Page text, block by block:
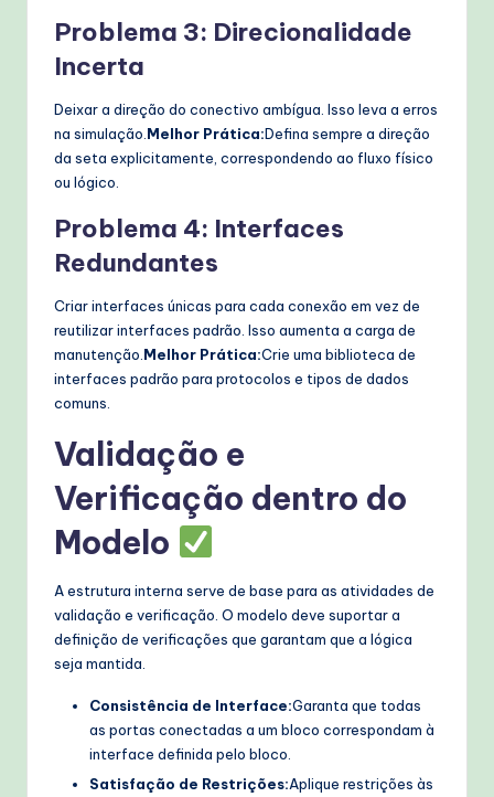
Problema 3: Direcionalidade
Incerta
Deixar a direção do conectivo ambígua. Isso leva a erros
na simulação. Melhor Prática:Defina sempre a direção
da seta explicitamente, correspondendo ao fluxo físico
ou lógico.
Problema 4: Interfaces
Redundantes
Criar interfaces únicas para cada conexão em vez de
reutilizar interfaces padrão. Isso aumenta a carga de
manutenção. Melhor Prática:Crie uma biblioteca de
interfaces padrão para protocolos e tipos de dados
comuns.
Validação e
Verificação dentro do
Modelo
A estrutura interna serve de base para as atividades de
validação e verificação. O modelo deve suportar a
definição de verificações que garantam que a lógica
seja mantida.
Consistência de Interface:Garanta que todas
as portas conectadas a um bloco correspondam à
interface definida pelo bloco.
Satisfação de Restrições:Aplique restrições às